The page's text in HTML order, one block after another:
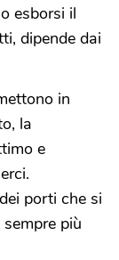
esborsi il
dipende dai
in
la
e
porti che si
più